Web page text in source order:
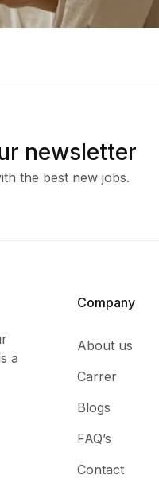
newsletter
the best new jobs.
a
Company
About us
Carrer
Blogs
FAQ’s
Contact